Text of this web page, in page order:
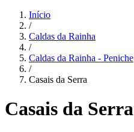
Início
/
Caldas da Rainha
/
Caldas da Rainha - Peniche
/
Casais da Serra
Casais da Serra